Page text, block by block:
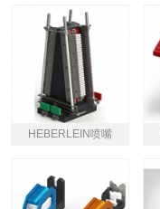
HEBERLEIN喷嘴